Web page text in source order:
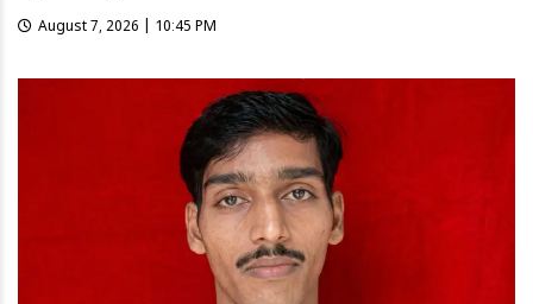
August 7, 2026 | 10:45 PM